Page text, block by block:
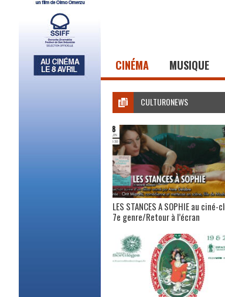
CINÉMA MUSIQUE
CULTURONEWS
LES STANCES A SOPHIE au ciné-
7e genre/Retour à l’écran